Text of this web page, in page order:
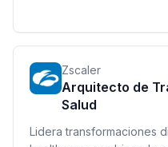
Zscaler
Arquitecto de
Salud
Lidera transformaciones